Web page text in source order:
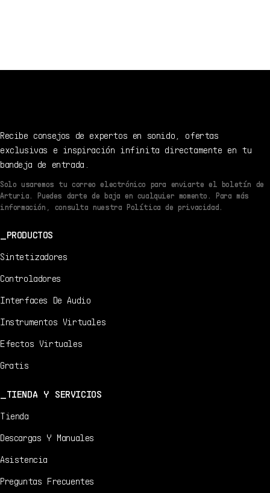
1.0.0 -
Recibe consejos de expertos en sonido, ofertas
exclusivas e inspiración infinita directamente en tu
bandeja de entrada.
Solo usaremos tu correo electrónico para enviarte el boletín de
Arturia. Puedes darte de baja en cualquier momento. Para más
información, consulta nuestra Política de privacidad.
PRODUCTOS
Sintetizadores
Controladores
Interfaces De Audio
Instrumentos Virtuales
Efectos Virtuales
Gratis
TIENDA Y SERVICIOS
Tienda
Descargas Y Manuales
Asistencia
Preguntas Frecuentes